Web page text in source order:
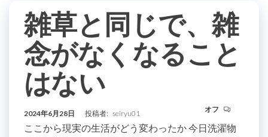
雑草と同じで、雑
念がなくなること
はない
2024年6月28日 投稿者: seiryu01 オフ
ここから現実の生活がどう変わったか 今日洗濯物